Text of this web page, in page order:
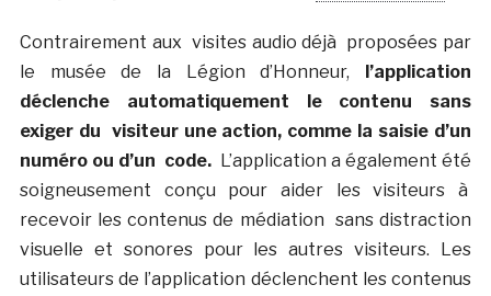
Contrairement aux visites audio déjà proposées par
le musée de la Légion d’Honneur, l’application
déclenche automatiquement le contenu sans
exiger du visiteur une action, comme la saisie d’un
numéro ou d’un code. L’application a également été
soigneusement conçu pour aider les visiteurs à
recevoir les contenus de médiation sans distraction
visuelle et sonores pour les autres visiteurs. Les
utilisateurs de l’application déclenchent les contenus